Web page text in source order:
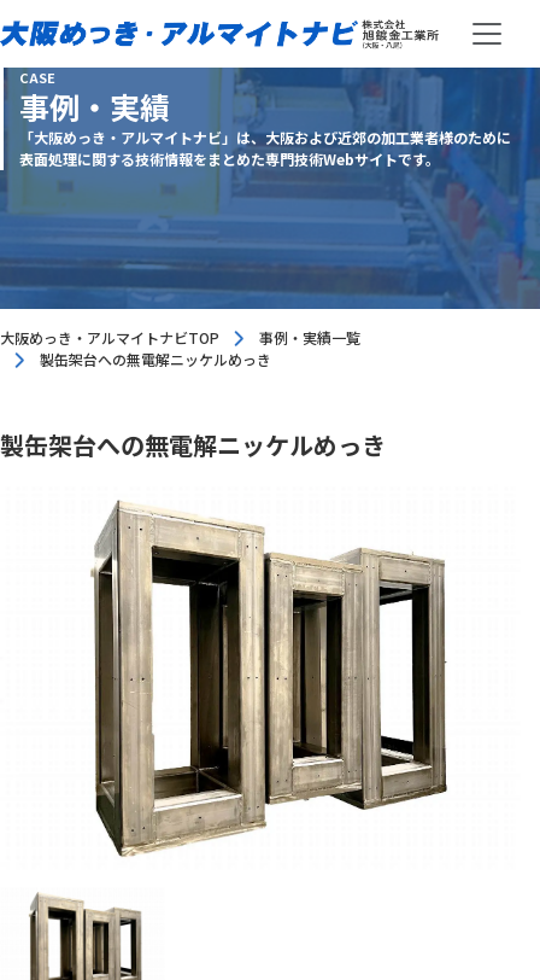
CASE
事例・実績
「大阪めっき・アルマイトナビ」は、大阪および近郊の加工業者様のために
表面処理に関する技術情報をまとめた専門技術Webサイトです。
大阪めっき・アルマイトナビTOP
事例・実績一覧
製缶架台への無電解ニッケルめっき
製缶架台への無電解ニッケルめっき